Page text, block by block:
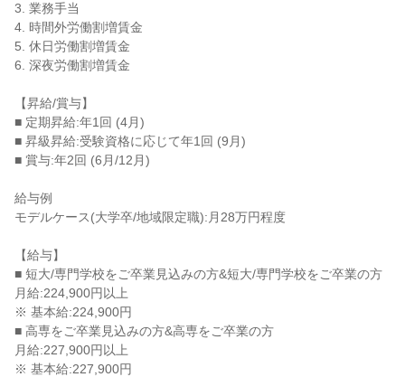
3. 業務手当
4. 時間外労働割増賃金
5. 休日労働割増賃金
6. 深夜労働割増賃金
【昇給/賞与】
■ 定期昇給:年1回 (4月)
■ 昇級昇給:受験資格に応じて年1回 (9月)
■ 賞与:年2回 (6月/12月)
給与例
モデルケース(大学卒/地域限定職):月28万円程度
【給与】
■ 短大/専門学校をご卒業見込みの方&短大/専門学校をご卒業の方
月給:224,900円以上
※ 基本給:224,900円
■ 高専をご卒業見込みの方&高専をご卒業の方
月給:227,900円以上
※ 基本給:227,900円